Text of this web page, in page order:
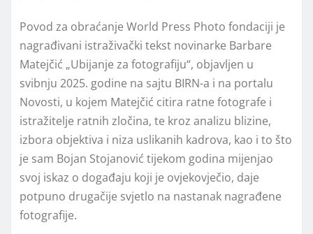
Povod za obraćanje World Press Photo fondaciji je
nagrađivani istraživački tekst novinarke Barbare
Matejčić „Ubijanje za fotografiju“, objavljen u
svibnju 2025. godine na sajtu BIRN-a i na portalu
Novosti, u kojem Matejčić citira ratne fotografe i
istražitelje ratnih zločina, te kroz analizu blizine,
izbora objektiva i niza uslikanih kadrova, kao i to što
je sam Bojan Stojanović tijekom godina mijenjao
svoj iskaz o događaju koji je ovjekovječio, daje
potpuno drugačije svjetlo na nastanak nagrađene
fotografije.